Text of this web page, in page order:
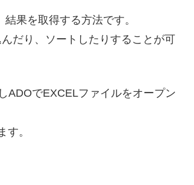
果を取得する方法です。
だり、ソートしたりすることが可
ADOでEXCELファイルをオープン
。